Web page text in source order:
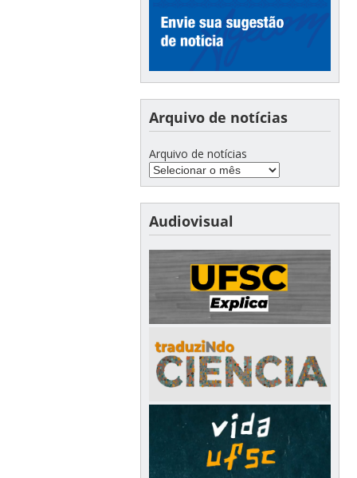
Arquivo de notícias
Arquivo de notícias
Audiovisual